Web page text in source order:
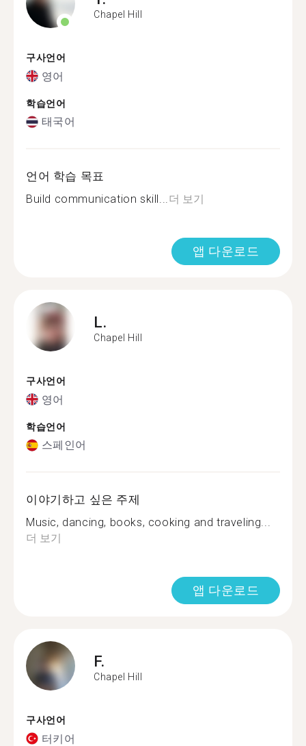
Chapel Hill
구사언어
영어
학습언어
태국어
언어 학습 목표
Build communication skill...더 보기
앱 다운로드
L.
Chapel Hill
구사언어
영어
학습언어
스페인어
이야기하고 싶은 주제
Music, dancing, books, cooking and traveling...
더 보기
앱 다운로드
F.
Chapel Hill
구사언어
터키어